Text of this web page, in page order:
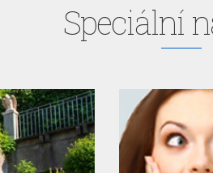
Speciální